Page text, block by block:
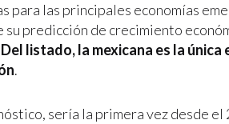
para las principales economías
predicción de crecimiento
Del listado, la mexicana es la única
.
sería la primera vez desde el